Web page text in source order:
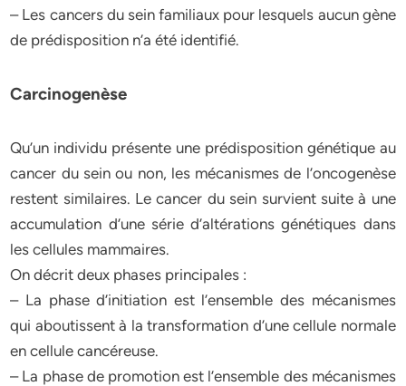
– Les cancers du sein familiaux pour lesquels aucun gène
de prédisposition n’a été identifié.
Carcinogenèse
Qu’un individu présente une prédisposition génétique au
cancer du sein ou non, les mécanismes de l’oncogenèse
restent similaires. Le cancer du sein survient suite à une
accumulation d’une série d’altérations génétiques dans
les cellules mammaires.
On décrit deux phases principales :
– La phase d’initiation est l’ensemble des mécanismes
qui aboutissent à la transformation d’une cellule normale
en cellule cancéreuse.
– La phase de promotion est l’ensemble des mécanismes